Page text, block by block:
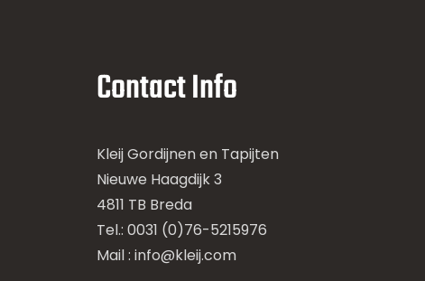
Contact Info
Kleij Gordijnen en Tapijten
Nieuwe Haagdijk 3
4811 TB Breda
Tel.: 0031 (0)76-5215976
Mail : info@kleij.com